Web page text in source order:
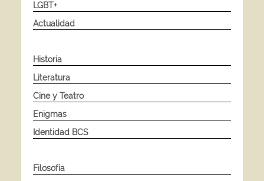
LGBT+
Actualidad
Historia
Literatura
Cine y Teatro
Enigmas
Identidad BCS
Filosofía